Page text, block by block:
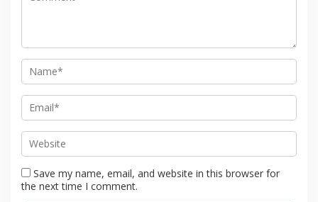
Save my name, email, and website in this browser for
the next time I comment.